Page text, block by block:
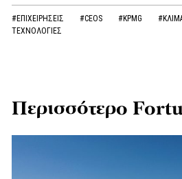
#ΕΠΙΧΕΙΡΗΣΕΙΣ #CEOS #KPMG
ΤΕΧΝΟΛΟΓΙΕΣ
Περισσότερο